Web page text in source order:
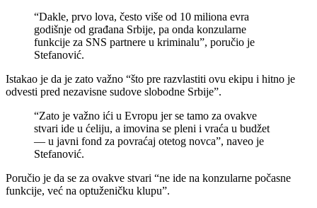
“Dakle, prvo lova, često više od 10 miliona evra
godišnje od građana Srbije, pa onda konzularne
funkcije za SNS partnere u kriminalu”, poručio je
Stefanović.
Istakao je da je zato važno “što pre razvlastiti ovu ekipu i hitno je
odvesti pred nezavisne sudove slobodne Srbije”.
“Zato je važno ići u Evropu jer se tamo za ovakve
stvari ide u ćeliju, a imovina se pleni i vraća u budžet
— u javni fond za povraćaj otetog novca”, naveo je
Stefanović.
Poručio je da se za ovakve stvari “ne ide na konzularne počasne
funkcije, već na optuženičku klupu”.